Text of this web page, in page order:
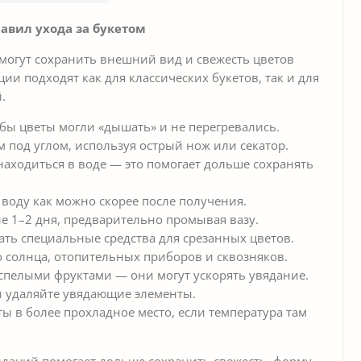
ухода за букетом
сохранить внешний вид и свежесть цветов
подходят как для классических букетов, так и для
цветы могли «дышать» и не перегревались.
под углом, используя острый нож или секатор.
в воде — это помогает дольше сохранять
как можно скорее после получения.
1–2 дня, предварительно промывая вазу.
специальные средства для срезанных цветов.
отопительных приборов и сквозняков.
фруктами — они могут ускорять увядание.
удаляйте увядающие элементы.
в более прохладное место, если температура там